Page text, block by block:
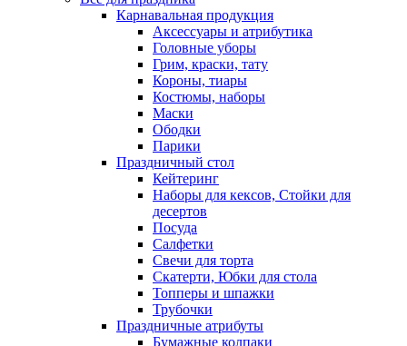
Карнавальная продукция
Аксессуары и атрибутика
Головные уборы
Грим, краски, тату
Короны, тиары
Костюмы, наборы
Маски
Ободки
Парики
Праздничный стол
Кейтеринг
Наборы для кексов, Стойки для
десертов
Посуда
Салфетки
Свечи для торта
Скатерти, Юбки для стола
Топперы и шпажки
Трубочки
Праздничные атрибуты
Бумажные колпаки